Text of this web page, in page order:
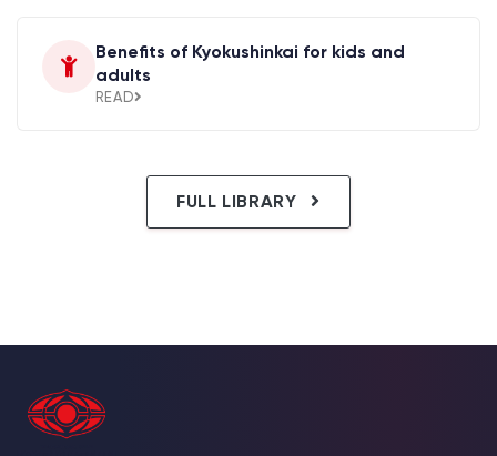
Benefits of Kyokushinkai for kids and
adults
READ
FULL LIBRARY